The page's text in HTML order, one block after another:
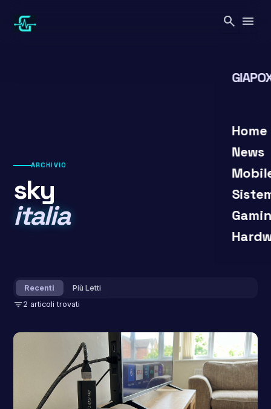
contenuto
search menu
Home
News
close
ARCHIVIO
sky
italia
Recenti Più Letti
filter_list 2 articoli trovati